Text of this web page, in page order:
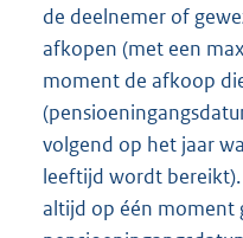
de deelnemer of
afkopen (met een
moment de afkoop
volgend op het jaar
leeftijd wordt
altijd op één moment